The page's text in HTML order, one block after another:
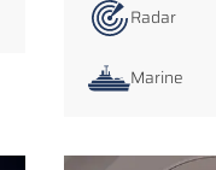
Radar
Marine